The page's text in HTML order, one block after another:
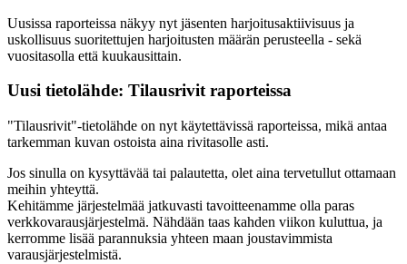
Uusissa raporteissa näkyy nyt jäsenten harjoitusaktiivisuus ja
uskollisuus suoritettujen harjoitusten määrän perusteella - sekä
vuositasolla että kuukausittain.
Uusi tietolähde: Tilausrivit raporteissa
"Tilausrivit"-tietolähde on nyt käytettävissä raporteissa, mikä antaa
tarkemman kuvan ostoista aina rivitasolle asti.
Jos sinulla on kysyttävää tai palautetta, olet aina tervetullut ottamaan
meihin yhteyttä.
Kehitämme järjestelmää jatkuvasti tavoitteenamme olla paras
verkkovarausjärjestelmä. Nähdään taas kahden viikon kuluttua, ja
kerromme lisää parannuksia yhteen maan joustavimmista
varausjärjestelmistä.